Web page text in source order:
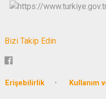
Bizi Takip Edin
Erişebilirlik Kullanım